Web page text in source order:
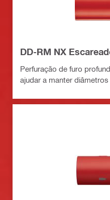
DD-RM NX
Perfuração de furo
ajudar a manter